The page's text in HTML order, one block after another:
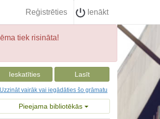
Reģistrēties Ienākt
tiek risināta!
Ieskatīties Lasīt
Uzzināt vairāk vai iegādāties šo grāmatu
Pieejama bibliotēkās